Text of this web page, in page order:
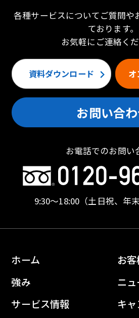
各種サービスについてご質問や
ております。
お気軽にご連絡くだ
資料ダウンロード
お問い合
お電話でのお問い
9:30〜18:00 （土日祝、年
ホーム
強み
サービス情報
お
ニ
キ